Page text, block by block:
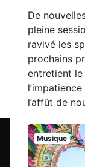
De
pleine
ravivé les
prochains
entretient
l’affût de
Musique